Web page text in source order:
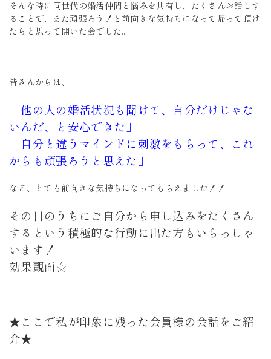
そんな時に同世代の婚活仲間と悩みを共有し、たくさんお話しす
ることで、また頑張ろう！と前向きな気持ちになって帰って頂け
たらと思って開いた会でした。
皆さんからは、
「他の人の婚活状況も聞けて、自分だけじゃな
いんだ、と安心できた」
「自分と違うマインドに刺激をもらって、これ
からも頑張ろうと思えた」
など、とても前向きな気持ちになってもらえました！！
その日のうちにご自分から申し込みをたくさん
するという積極的な行動に出た方もいらっしゃ
います！
効果覿面☆
★ここで私が印象に残った会員様の会話をご紹
介★